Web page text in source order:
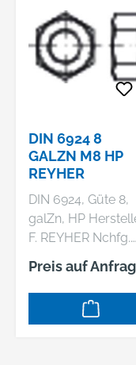
DIN 6924 8
GALZN M8 HP
REYHER
DIN 6924, Güte 8,
galZn, HP Hersteller:
F. REYHER Nchfg.
GmbH & Co. KG,
Haferweg 1, 22769
Hamburg, DE,
+4940853630,
Preis auf